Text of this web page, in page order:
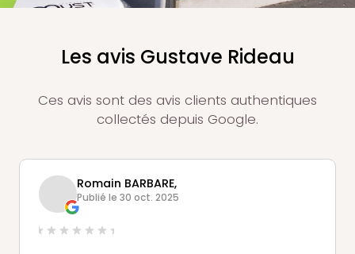
Les avis Gustave Rideau
Ces avis sont des avis clients authentiques
collectés depuis Google.
Romain BARBARE,
Publié le 30 oct. 2025